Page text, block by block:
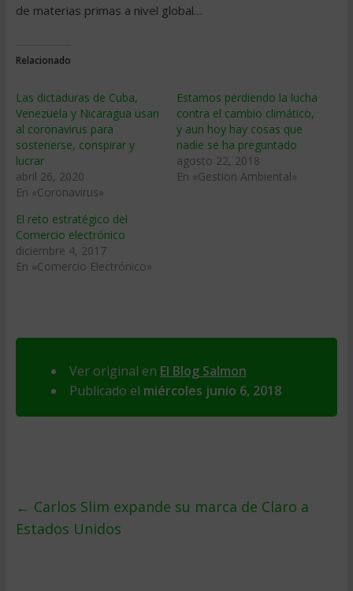
de materias primas a nivel global…
Relacionado
Las dictaduras de Cuba,
Venezuela y Nicaragua usan
al coronavirus para
sostenerse, conspirar y
lucrar
abril 26, 2020
En «Coronavirus»
Estamos perdiendo la lucha
contra el cambio climático,
y aun hoy hay cosas que
nadie se ha preguntado
agosto 22, 2018
En «Gestion Ambiental»
El reto estratégico del
Comercio electrónico
diciembre 4, 2017
En «Comercio Electrónico»
Ver original en El Blog Salmon
Publicado el miércoles junio 6, 2018
← Carlos Slim expande su marca de Claro a
Estados Unidos